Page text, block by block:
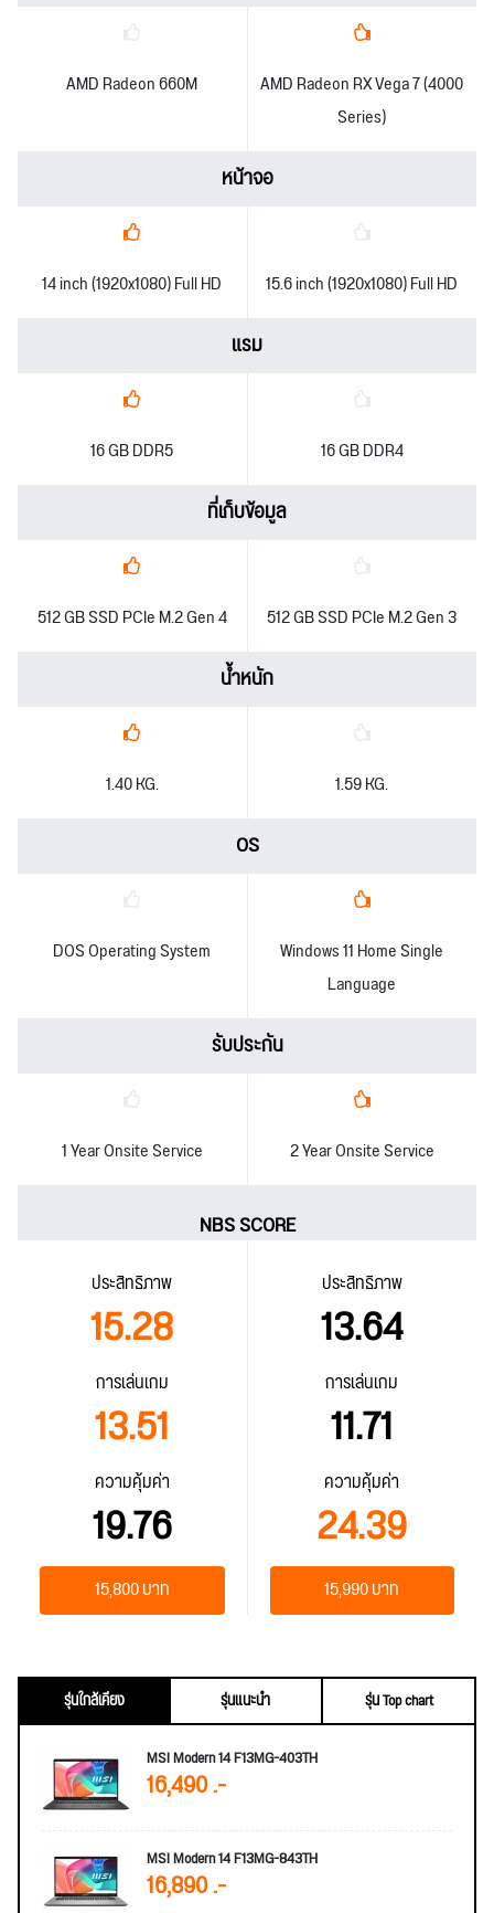
AMD Radeon 660M
AMD Radeon RX Vega 7 (4000
Series)
หน้าจอ
14 inch (1920x1080) Full HD 15.6 inch (1920x1080) Full HD
แรม
16 GB DDR5 16 GB DDR4
ที่เก็บข้อมูล
512 GB SSD PCIe M.2 Gen 4 512 GB SSD PCIe M.2 Gen 3
น้ำหนัก
1.40 KG. 1.59 KG.
OS
DOS Operating System
Windows 11 Home Single
Language
รับประกัน
1 Year Onsite Service 2 Year Onsite Service
NBS SCORE
ประสิทธิภาพ
15.28
การเล่นเกม
13.51
ความคุ้มค่า
19.76
ประสิทธิภาพ
13.64
การเล่นเกม
11.71
ความคุ้มค่า
24.39
15,800 บาท 15,990 บาท
รุ่นใกล้เคียง รุ่นแนะนำ
รุ่น Top chart
MSI Modern 14 F13MG-403TH
16,490 .-
MSI Modern 14 F13MG-843TH
16,890 .-